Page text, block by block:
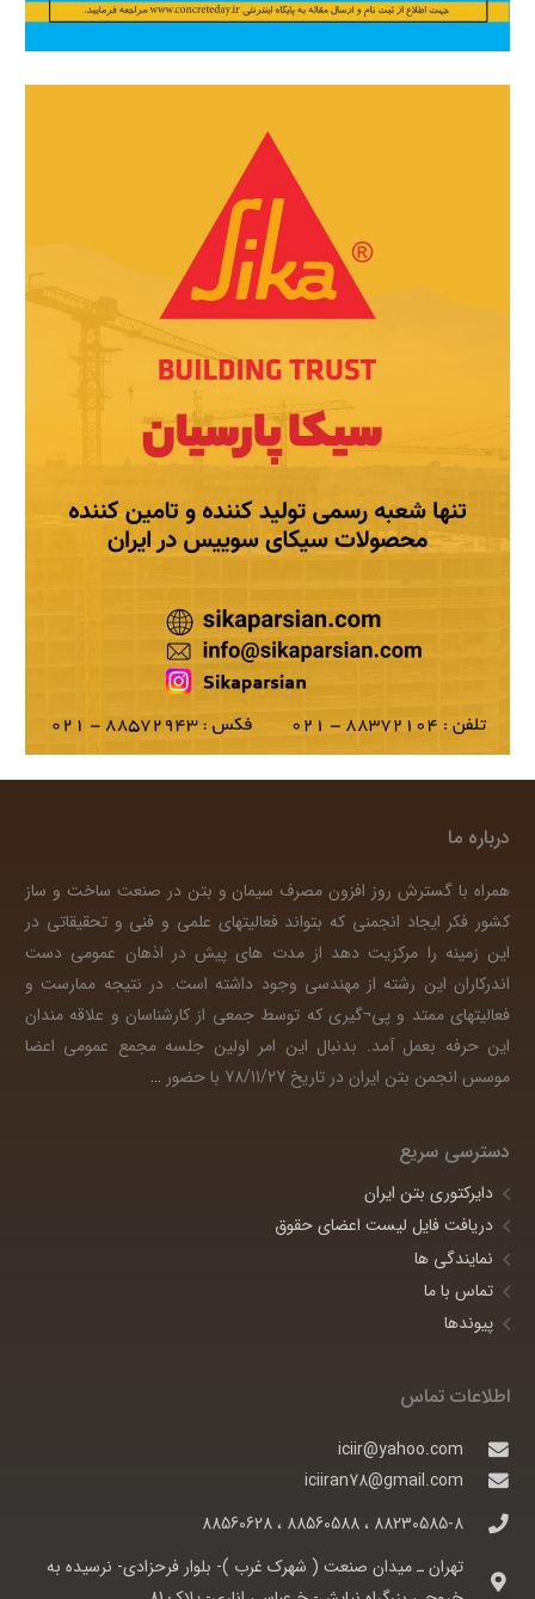
درباره ما
همراه با گسترش روز افزون مصرف سیمان و بتن در صنعت ساخت و ساز
کشور فکر ایجاد انجمنی که بتواند فعالیتهای علمی و فنی و تحقیقاتی در
این زمینه را مرکزیت دهد از مدت های پیش در اذهان عمومی دست
اندرکاران این رشته از مهندسی وجود داشته است. در نتیجه ممارست و
فعالیتهای ممتد و پی¬گیری که توسط جمعی از کارشناسان و علاقه مندان
این حرفه بعمل آمد. بدنبال این امر اولین جلسه مجمع عمومی اعضا
موسس انجمن بتن ایران در تاریخ 78/11/27 با حضور
…
دسترسی سریع
دایرکتوری بتن ایران
دریافت فایل لیست اعضای حقوق
نمایندگی ها
تماس با ما
پیوندها
اطلاعات تماس
iciir@yahoo.com
iciiran78@gmail.com
88230585-8 ، 88560588 ، 88560628
تهران ـ ميدان صنعت ( شهرک غرب )- بلوار فرحزادی- نرسيده به